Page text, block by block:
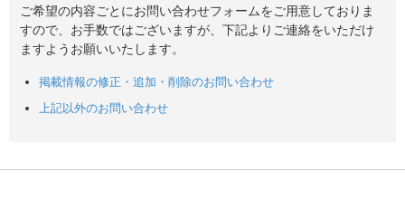
ご希望の内容ごとにお問い合わせフォームをご用意しておりま
すので、お手数ではございますが、下記よりご連絡をいただけ
ますようお願いいたします。
掲載情報の修正・追加・削除のお問い合わせ
上記以外のお問い合わせ